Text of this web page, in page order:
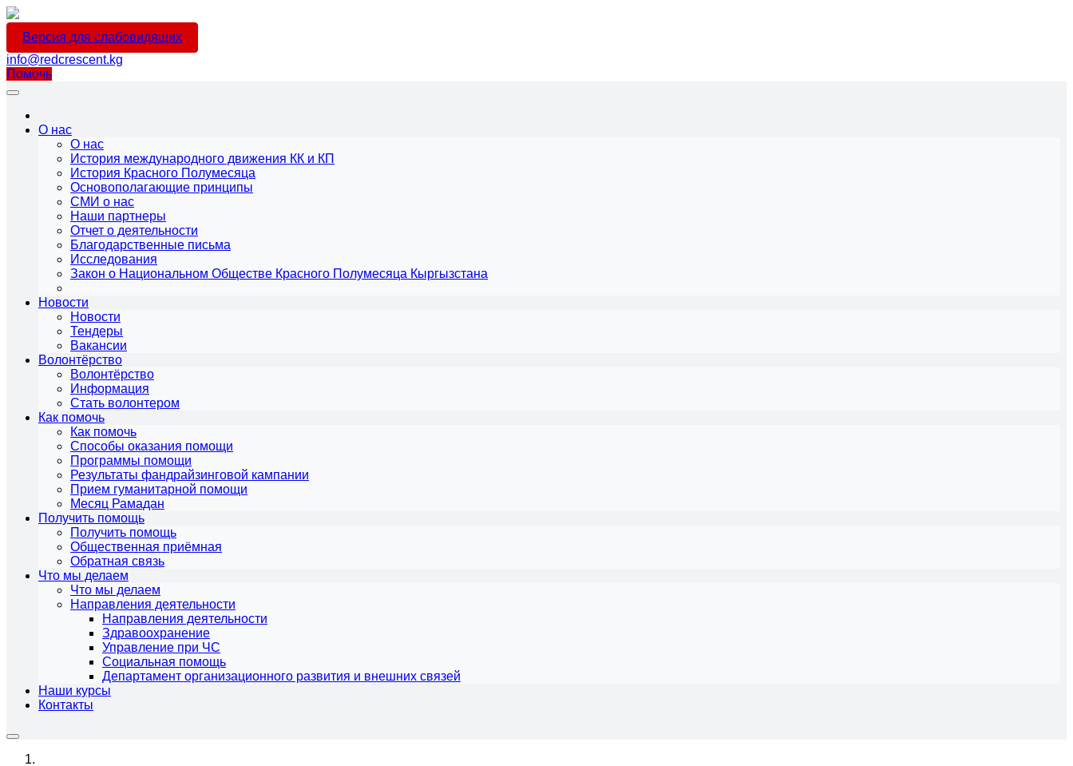
Версия для слабовидящих
info@redcrescent.kg
Помочь
О нас
О нас
История международного движения КК и КП
История Красного Полумесяца
Основополагающие принципы
СМИ о нас
Наши партнеры
Отчет о деятельности
Благодарственные письма
Исследования
Закон о Национальном Обществе Красного Полумесяца Кыргызстана
Новости
Новости
Тендеры
Вакансии
Волонтёрство
Волонтёрство
Информация
Стать волонтером
Как помочь
Как помочь
Способы оказания помощи
Программы помощи
Результаты фандрайзинговой кампании
Прием гуманитарной помощи
Месяц Рамадан
Получить помощь
Получить помощь
Общественная приёмная
Обратная связь
Что мы делаем
Что мы делаем
Направления деятельности
Направления деятельности
Здравоохранение
Управление при ЧС
Социальная помощь
Департамент организационного развития и внешних связей
Наши курсы
Контакты